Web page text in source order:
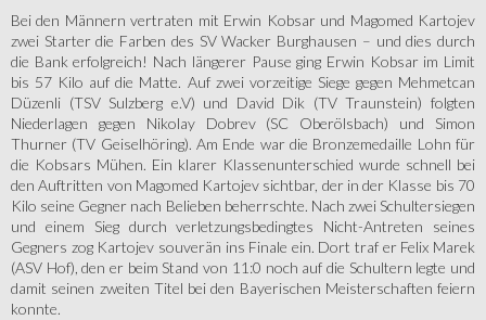
Bei den Männern vertraten mit Erwin Kobsar und Magomed Kartojev
zwei Starter die Farben des SV Wacker Burghausen – und dies durch
die Bank erfolgreich! Nach längerer Pause ging Erwin Kobsar im Limit
bis 57 Kilo auf die Matte. Auf zwei vorzeitige Siege gegen Mehmetcan
Düzenli (TSV Sulzberg e.V) und David Dik (TV Traunstein) folgten
Niederlagen gegen Nikolay Dobrev (SC Oberölsbach) und Simon
Thurner (TV Geiselhöring). Am Ende war die Bronzemedaille Lohn für
die Kobsars Mühen. Ein klarer Klassenunterschied wurde schnell bei
den Auftritten von Magomed Kartojev sichtbar, der in der Klasse bis 70
Kilo seine Gegner nach Belieben beherrschte. Nach zwei Schultersiegen
und einem Sieg durch verletzungsbedingtes Nicht-Antreten seines
Gegners zog Kartojev souverän ins Finale ein. Dort traf er Felix Marek
(ASV Hof), den er beim Stand von 11:0 noch auf die Schultern legte und
damit seinen zweiten Titel bei den Bayerischen Meisterschaften feiern
konnte.